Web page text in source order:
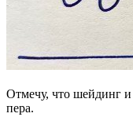
Отмечу, что шейдинг
пера.